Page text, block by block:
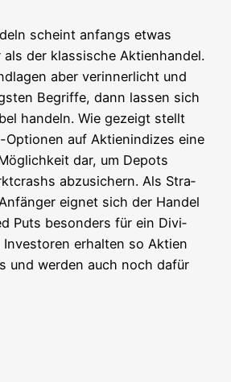
scheint anfangs etwas
der klas­si­sche Akti­en­han­del.
aber ver­in­ner­licht und
Begrif­fe, dann las­sen sich
han­deln. Wie gezeigt stellt
Optio­nen auf Akti­en­in­di­zes eine
dar, um Depots
abzu­si­chern. Als Stra­
eig­net sich der Han­del
Puts beson­ders für ein Divi­
erhal­ten so Akti­en
und wer­den auch noch dafür